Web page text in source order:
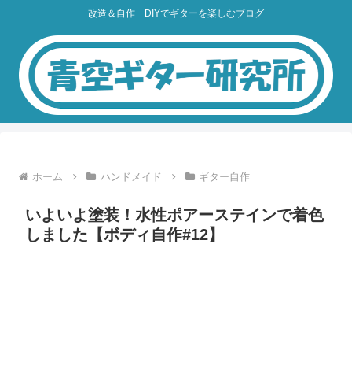
改造＆自作 DIYでギターを楽しむブログ
ホーム ハンドメイド ギター自作
いよいよ塗装！水性ポアーステインで着色
しました【ボディ自作#12】